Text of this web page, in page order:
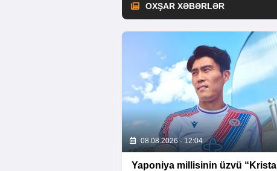
OXŞAR XƏBƏRLƏR
08.08.2026 - 12:04
Yaponiya millisinin üzvü “Kristal